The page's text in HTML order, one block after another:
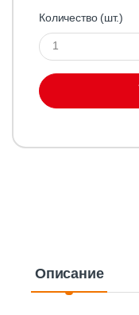
Количество (шт.)
Описание